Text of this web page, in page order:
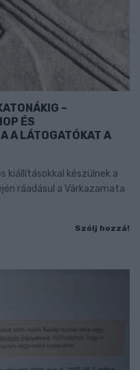
–
ÉS
A LÁTOGATÓKAT A
kiállításokkal készülnek a
ráadásul a Várkazamata
Szólj hozzá!